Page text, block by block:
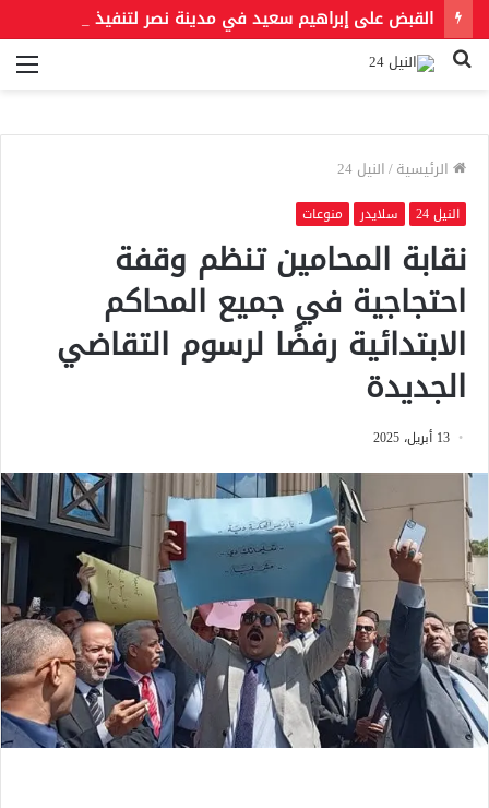
بحث
الرئيسية/النيل 24
النيل 24 سلايدر منوعات
نقابة المحامين تنظم وقفة
احتجاجية في جميع المحاكم
الابتدائية رفضًا لرسوم التقاضي
الجديدة
13 أبريل، 2025